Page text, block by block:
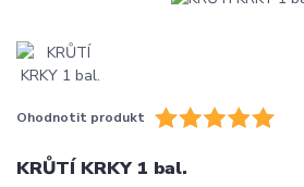
Ohodnotit produkt
KRŮTÍ KRKY 1 bal.